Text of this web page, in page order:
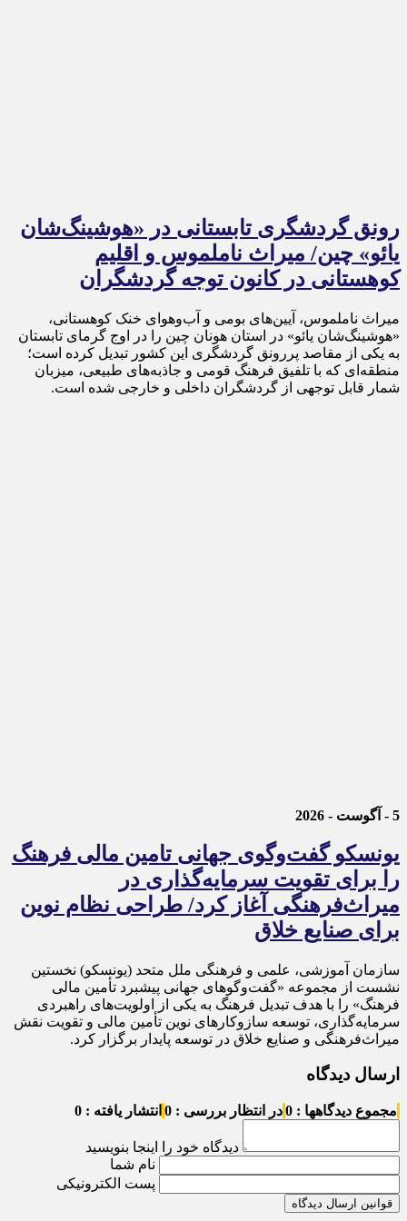
رونق گردشگری تابستانی در «هوشینگ‌شان
یائو» چین/ میراث ناملموس و اقلیم
کوهستانی در کانون توجه گردشگران
میراث ناملموس، آیین‌های بومی و آب‌وهوای خنک کوهستانی،
«هوشینگ‌شان یائو» در استان هونان چین را در اوج گرمای تابستان
به یکی از مقاصد پررونق گردشگری این کشور تبدیل کرده است؛
منطقه‌ای که با تلفیق فرهنگ قومی و جاذبه‌های طبیعی، میزبان
شمار قابل توجهی از گردشگران داخلی و خارجی شده است.
5 - آگوست - 2026
یونسکو گفت‌وگوی جهانی تامین مالی فرهنگ
را برای تقویت سرمایه‌گذاری در
میراث‌فرهنگی آغاز کرد/ طراحی نظام نوین
برای صنایع خلاق
سازمان آموزشی، علمی و فرهنگی ملل متحد (یونسکو) نخستین
نشست از مجموعه «گفت‌وگوهای جهانی پیشبرد تأمین مالی
فرهنگ» را با هدف تبدیل فرهنگ به یکی از اولویت‌های راهبردی
سرمایه‌گذاری، توسعه سازوکارهای نوین تأمین مالی و تقویت نقش
میراث‌فرهنگی و صنایع خلاق در توسعه پایدار برگزار کرد.
ارسال دیدگاه
مجموع دیدگاهها : 0 در انتظار بررسی : 0 انتشار یافته : 0
دیدگاه خود را اینجا بنویسید
نام شما
پست الکترونیکی
قوانین ارسال دیدگاه